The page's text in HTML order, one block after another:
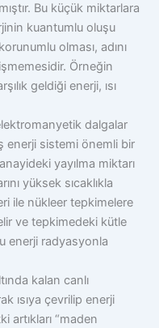
Bu küçük miktarlara
kuantumlu oluşu
olması, adını
Örneğin
geldiği enerji, ısı
dalgalar
enerji sistemi önemli bir
yayılma miktarı
yüksek sıcaklıkla
ile nükleer tepkimelere
ve tepkimedeki kütle
enerji radyasyonla
kalan canlı
ısıya çevrilip enerji
artıkları “maden